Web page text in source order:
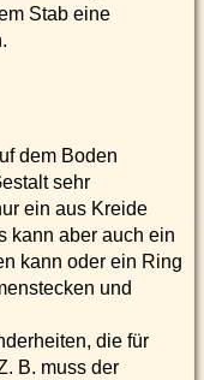
Stab eine
dem Boden
sehr
ein aus Kreide
kann aber auch ein
kann oder ein Ring
und
die für
B. muss der